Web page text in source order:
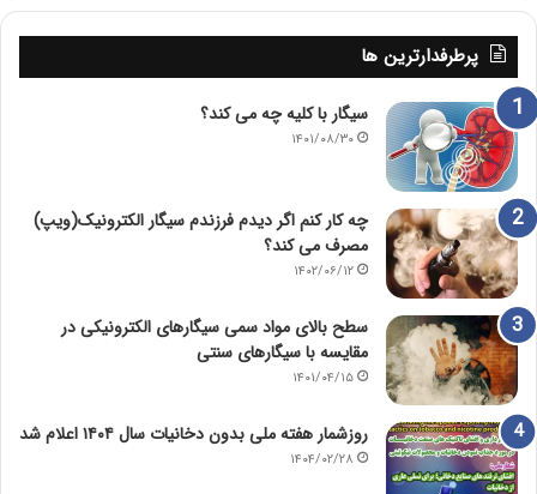
پرطرفدارترین ها
سیگار با کلیه چه می کند؟
۱۴۰۱/۰۸/۳۰
چه کار کنم اگر دیدم فرزندم سیگار الکترونیک(ویپ)
مصرف می کند؟
۱۴۰۲/۰۶/۱۲
سطح بالای مواد سمی سیگارهای الکترونیکی در
مقایسه با سیگارهای سنتی
۱۴۰۱/۰۴/۱۵
روزشمار هفته ملی بدون دخانیات سال ۱۴۰۴ اعلام شد
۱۴۰۴/۰۲/۲۸